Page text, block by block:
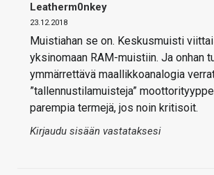
Leatherm0nkey
23.12.2018
Muistiahan se on. Keskusmuisti
yksinomaan RAM-muistiin. Ja onhan
ymmärrettävä maallikkoanalogia
”tallennustilamuisteja”
parempia termejä, jos noin kritisoit.
Kirjaudu sisään vastataksesi